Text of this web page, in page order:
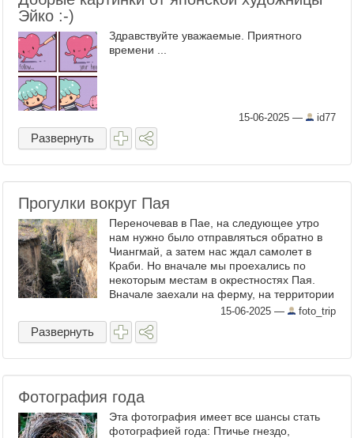
Эйко :-)
Здравствуйте уважаемые. Приятного
времени ...
15-06-2025 — id77
Развернуть
Прогулки вокруг Пая
Переночевав в Пае, на следующее утро
нам нужно было отправляться обратно в
Чиангмай, а затем нас ждал самолет в
Краби. Но вначале мы проехались по
некоторым местам в окрестностях Пая.
Вначале заехали на ферму, на территории
которой можно прогуляться по каньонам,
которые непонятно как ...
15-06-2025 — foto_trip
Развернуть
Фотография года
Эта фотография имеет все шансы стать
фотографией года: Птичье гнездо,